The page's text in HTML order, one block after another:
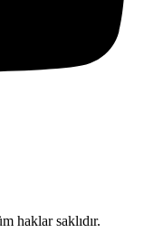
haklar saklıdır.